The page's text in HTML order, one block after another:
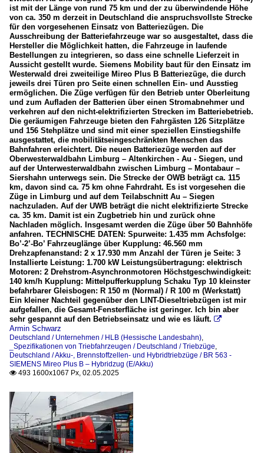
ist mit der Länge von rund 75 km und der zu überwindende Höhe
von ca. 350 m derzeit in Deutschland die anspruchsvollste Strecke
für den vorgesehenen Einsatz von Batteriezügen. Die
Ausschreibung der Batteriefahrzeuge war so ausgestaltet, dass die
Hersteller die Möglichkeit hatten, die Fahrzeuge in laufende
Bestellungen zu integrieren, so dass eine schnelle Lieferzeit in
Aussicht gestellt wurde. Siemens Mobility baut für den Einsatz im
Westerwald drei zweiteilige Mireo Plus B Batteriezüge, die durch
jeweils drei Türen pro Seite einen schnellen Ein- und Ausstieg
ermöglichen. Die Züge verfügen für den Betrieb unter Oberleitung
und zum Aufladen der Batterien über einen Stromabnehmer und
verkehren auf den nicht-elektrifizierten Strecken im Batteriebetrieb.
Die geräumigen Fahrzeuge bieten den Fahrgästen 126 Sitzplätze
und 156 Stehplätze und sind mit einer speziellen Einstiegshilfe
ausgestattet, die mobilitätseingeschränkten Menschen das
Bahnfahren erleichtert. Die neuen Batteriezüge werden auf der
Oberwesterwaldbahn Limburg – Altenkirchen - Au - Siegen, und
auf der Unterwesterwaldbahn zwischen Limburg – Montabaur –
Siershahn unterwegs sein. Die Strecke der OWB beträgt ca. 115
km, davon sind ca. 75 km ohne Fahrdraht. Es ist vorgesehen die
Züge in Limburg und auf dem Teilabschnitt Au – Siegen
nachzuladen. Auf der UWB beträgt die nicht elektrifizierte Strecke
ca. 35 km. Damit ist ein Zugbetrieb hin und zurück ohne
Nachladen möglich. Insgesamt werden die Züge über 50 Bahnhöfe
anfahren. TECHNISCHE DATEN: Spurweite: 1.435 mm Achsfolge:
Bo’-2’-Bo’ Fahrzeuglänge über Kupplung: 46.560 mm
Drehzapfenanstand: 2 x 17.930 mm Anzahl der Türen je Seite: 3
Installierte Leistung: 1.700 kW Leistungsübertragung: elektrisch
Motoren: 2 Drehstrom-Asynchronmotoren Höchstgeschwindigkeit:
140 km/h Kupplung: Mittelpufferkupplung Schaku Typ 10 kleinster
befahrbarer Gleisbogen: R 150 m (Normal) / R 100 m (Werkstatt)
Ein kleiner Nachteil gegenüber den LINT-Dieseltriebzügen ist mir
aufgefallen, die Gesamt-Fensterfläche ist geringer. Ich bin aber
sehr gespannt auf den Betriebseinsatz und wie es läuft. 
Armin Schwarz
Deutschland / Unternehmen / HLB (Hessische Landesbahn),
_Spezifikationen von Triebfahrzeugen / Deutschland / Triebzüge,
Deutschland / Akku-, Brennstoffzellen- und Hybridtriebzüge / BR 563 -
SIEMENS Mireo Plus B – Hybridzug (E/Akku)
 493 1600x1067 Px, 02.05.2025